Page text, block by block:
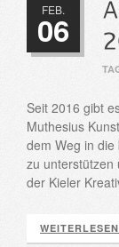
FEB.
06
Seit 2016 gibt
Muthesius
dem Weg in
zu unterstützen
der Kieler
WEITERLESEN